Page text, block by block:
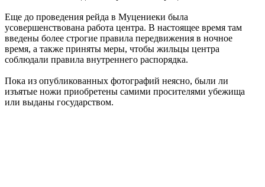
Еще до проведения рейда в Муцениеки была
усовершенствована работа центра. В настоящее время там
введены более строгие правила передвижения в ночное
время, а также приняты меры, чтобы жильцы центра
соблюдали правила внутреннего распорядка.
Пока из опубликованных фотографий неясно, были ли
изъятые ножи приобретены самими просителями убежища
или выданы государством.